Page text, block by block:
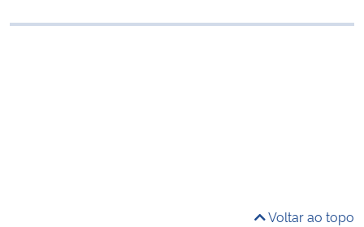
Voltar ao topo